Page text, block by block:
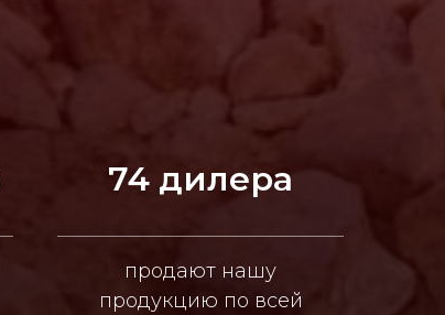
74 дилера
продают нашу
продукцию по всей